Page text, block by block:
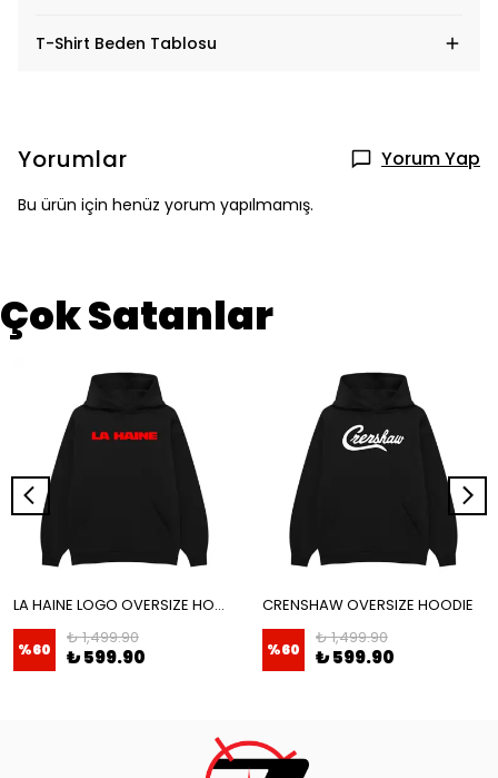
T-Shirt Beden Tablosu
Yorumlar Yorum Yap
Bu ürün için henüz yorum yapılmamış.
Çok Satanlar
LA HAINE LOGO OVERSIZE HOODIE
%60
₺ 1,499.90
₺ 599.90
CRENSHAW OVERSIZE HOODIE
%60
₺ 1,499.90
₺ 599.90